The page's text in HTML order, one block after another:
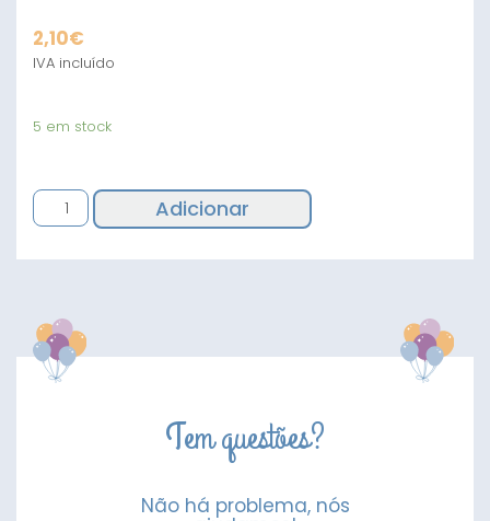
2,10€
IVA incluído
5 em stock
Quantidade
de
Foil
18"
Adicionar
Tem questões?
Não há problema, nós